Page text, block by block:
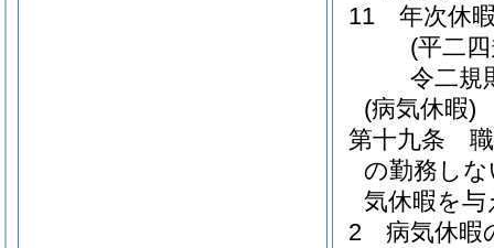
11
年次休
(平二
令二規
(病気休暇)
第十九条
の勤務し
気休暇を
2
病気休暇